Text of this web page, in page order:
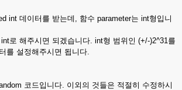
int 데이터를 받는데, 함수 parameter는 int형입니
로 해주시면 되겠습니다. int형 범위인 (+/-)2^31를
를 설정해주시면 됩니다.
코드입니다. 이외의 것들은 적절히 수정하시